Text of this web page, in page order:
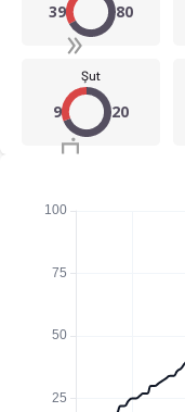
39 80
Şut
9 20